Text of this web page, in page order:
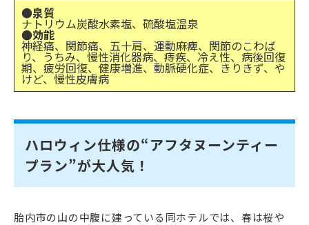
●泉質
ナトリウム炭酸水素塩、硫酸塩温泉
●効能
神経痛、関節痛、五十肩、運動麻痺、関節のこわば
り、うちみ、慢性消化器病、痔疾、冷え性、病後回復
期、疲労回復、健康増進、動脈硬化症、きりきず、や
けど、慢性皮膚病
ハロウィン仕様の“アフタヌーンティー
プラン”が大人気！
胎内市の山の中腹に建っている同ホテルでは、春は桜や